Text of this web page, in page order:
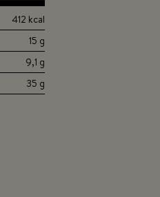
412 kcal
15 g
9,1 g
35 g